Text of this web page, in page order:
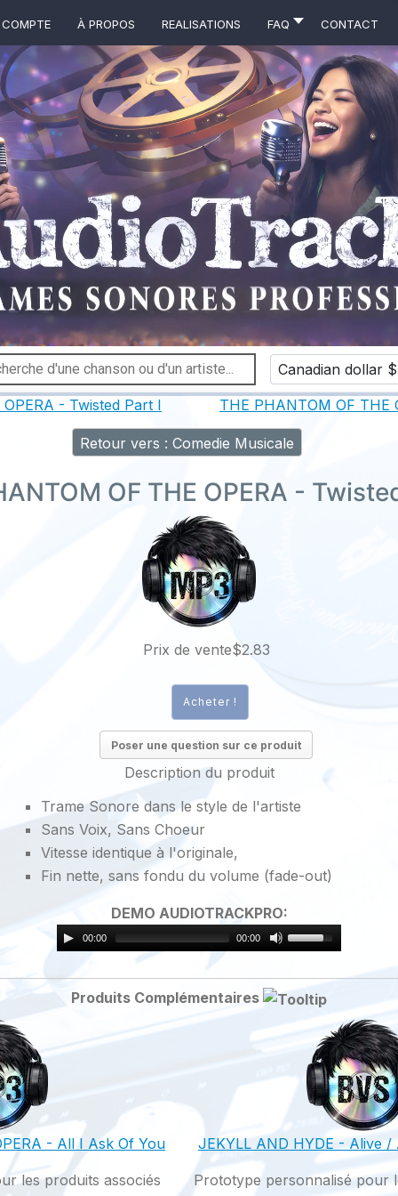
À propos Realisations FAQ Contact
Canadian dollar $
- Twisted Part I
THE PHANTOM OF THE
Retour vers : Comedie Musicale
OF THE OPERA -
Prix ​​de vente$2.83
Poser une question sur ce produit
Description du produit
Trame Sonore dans le style de l'artiste
Sans Voix, Sans Choeur
Vitesse identique à l'originale,
Fin nette, sans fondu du volume (fade-out)
DEMO AUDIOTRACKPRO:
00:00 00:00
Produits Complémentaires
- All I Ask Of You
les produits associés
JEKYLL AND HYDE - Alive /
Prototype personnalisé pour